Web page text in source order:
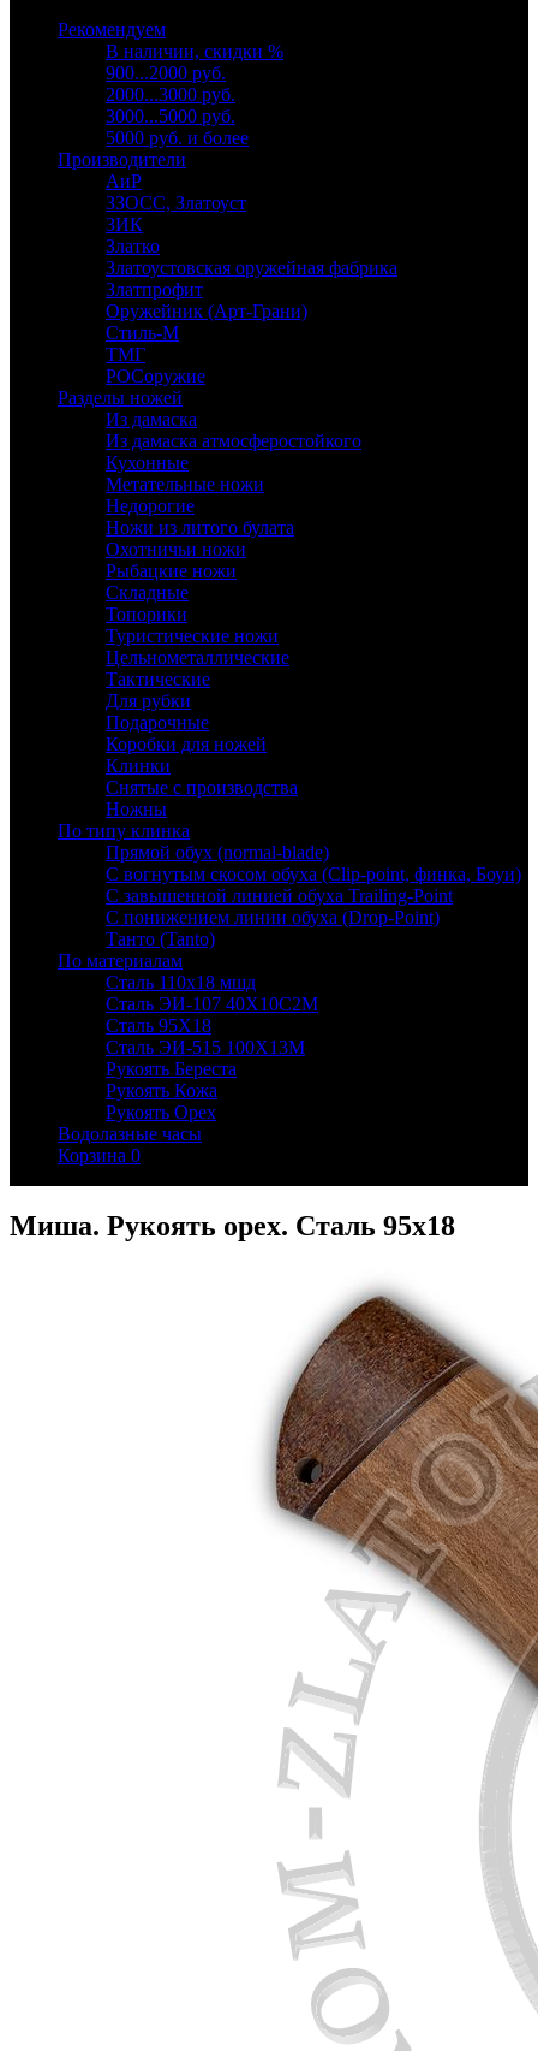
Рекомендуем
В наличии, скидки %
900...2000 руб.
2000...3000 руб.
3000...5000 руб.
5000 руб. и более
Производители
АиР
ЗЗОСС, Златоуст
ЗИК
Златко
Златоустовская оружейная фабрика
Златпрофит
Оружейник (Арт-Грани)
Стиль-М
ТМГ
РОСоружие
Разделы ножей
Из дамаска
Из дамаска атмосферостойкого
Кухонные
Метательные ножи
Недорогие
Ножи из литого булата
Охотничьи ножи
Рыбацкие ножи
Складные
Топорики
Туристические ножи
Цельнометаллические
Тактические
Для рубки
Подарочные
Коробки для ножей
Клинки
Снятые с производства
Ножны
По типу клинка
Прямой обух (normal-blade)
С вогнутым скосом обуха (Clip-point, финка, Боуи)
С завышенной линией обуха Trailing-Point
С понижением линии обуха (Drop-Point)
Танто (Tanto)
По материалам
Сталь 110х18 мшд
Сталь ЭИ-107 40Х10С2М
Сталь 95Х18
Сталь ЭИ-515 100Х13М
Рукоять Береста
Рукоять Кожа
Рукоять Орех
Водолазные часы
Корзина 0
Миша. Рукоять орех. Сталь 95х18